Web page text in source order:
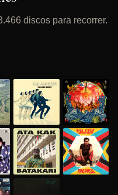
discos para recorrer.